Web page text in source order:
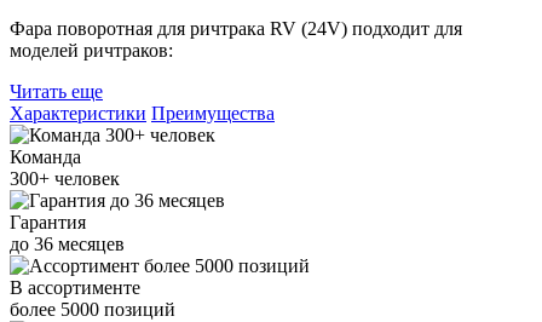
Фара поворотная для ричтрака RV (24V) подходит для
моделей ричтраков:
Читать еще
Характеристики Преимущества
Команда
300+ человек
Гарантия
до 36 месяцев
В ассортименте
более 5000 позиций